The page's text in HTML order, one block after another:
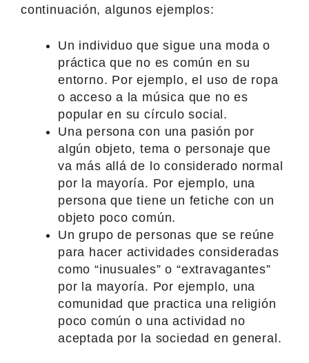
continuación, algunos ejemplos:
Un individuo que sigue una moda o
práctica que no es común en su
entorno. Por ejemplo, el uso de ropa
o acceso a la música que no es
popular en su círculo social.
Una persona con una pasión por
algún objeto, tema o personaje que
va más allá de lo considerado normal
por la mayoría. Por ejemplo, una
persona que tiene un fetiche con un
objeto poco común.
Un grupo de personas que se reúne
para hacer actividades consideradas
como “inusuales” o “extravagantes”
por la mayoría. Por ejemplo, una
comunidad que practica una religión
poco común o una actividad no
aceptada por la sociedad en general.